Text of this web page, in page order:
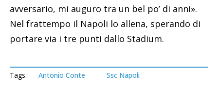
avversario, mi auguro tra un bel po’ di anni».
Nel frattempo il Napoli lo allena, sperando di
portare via i tre punti dallo Stadium.
Tags: Antonio Conte Ssc Napoli